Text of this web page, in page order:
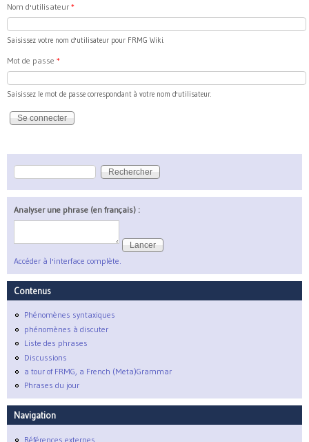
Nom d'utilisateur *
Saisissez votre nom d'utilisateur pour FRMG Wiki.
Mot de passe *
Saisissez le mot de passe correspondant à votre nom d'utilisateur.
Formulaire de recherche
Rechercher
Analyser une phrase (en français) :
Accéder à l'interface complète.
Contenus
Phénomènes syntaxiques
phénomènes à discuter
Liste des phrases
Discussions
a tour of FRMG, a French (Meta)Grammar
Phrases du jour
Navigation
Références externes